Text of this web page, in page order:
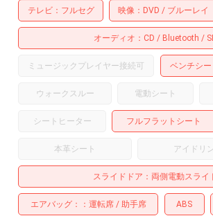
テレビ フルセグ 映像 DVD ブルーレイ
オーディオ CD Bluetooth
ミュージックプレイヤー接続可 ベンチシー
ウォークスルー 電動シート
シートヒーター フルフラットシート
本革シート アイドリ
スライドドア 両側電動スライ
エアバッグ： 運転席 助手席 ABS